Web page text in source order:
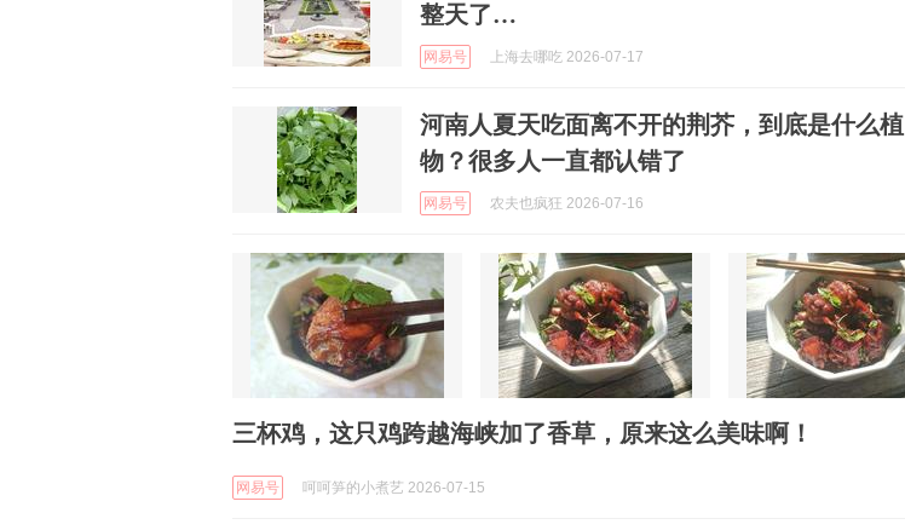
整天了…
网易号 上海去哪吃 2026-07-17
河南人夏天吃面离不开的荆芥，到底是什么植
物？很多人一直都认错了
网易号 农夫也疯狂 2026-07-16
三杯鸡，这只鸡跨越海峡加了香草，原来这么美味啊！
网易号 呵呵笋的小煮艺 2026-07-15